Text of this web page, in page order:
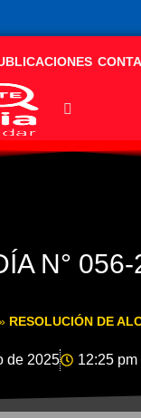
N°
RESOLUCIÓN DE
de 2025 12:25 pm